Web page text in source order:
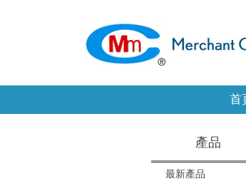
首
產品
最新產品